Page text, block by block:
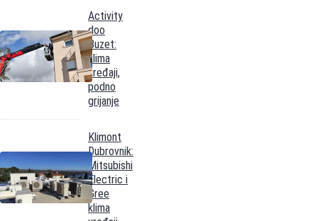
Activity
doo
Buzet:
klima
uređaji,
podno
grijanje
Klimont
Dubrovnik:
Mitsubishi
Electric i
Gree
klima